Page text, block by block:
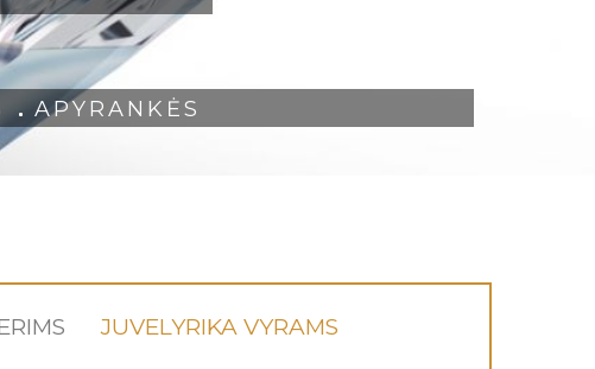
APYRANKĖS
JUVELYRIKA VYRAMS